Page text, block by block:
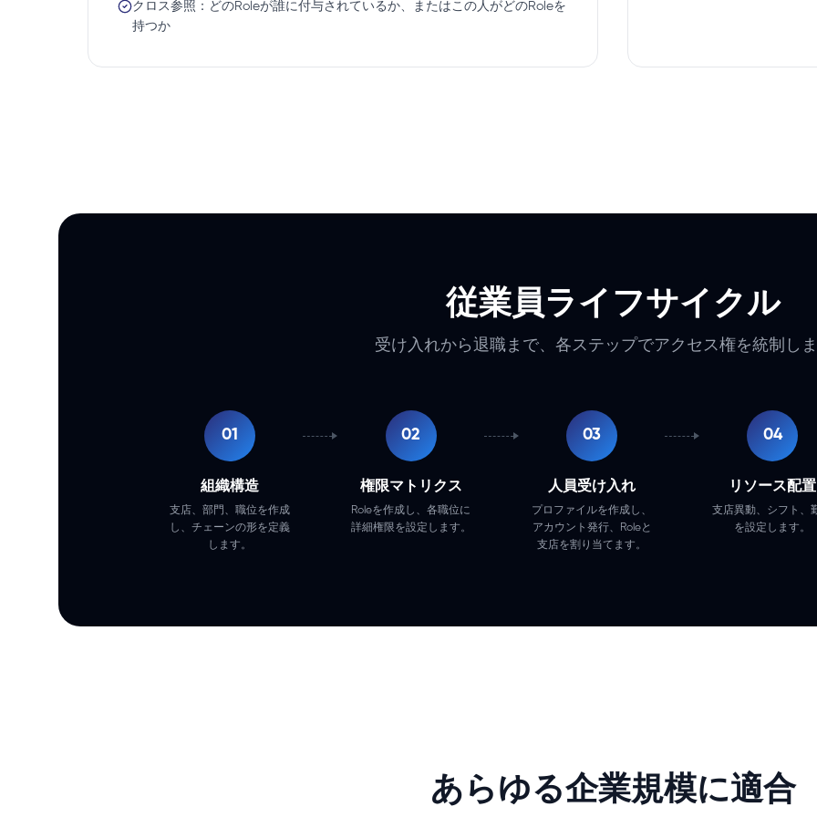
クロス参照：どのRoleが誰に付与されているか、またはこの人がどのRoleを
持つか
従業員ライフサイクル
受け入れから退職まで、各ステップでアクセス権を統制し
01
組織構造
支店、部門、職位を作成
し、チェーンの形を定義
します。
02
権限マトリクス
Roleを作成し、各職位に
詳細権限を設定します。
03
人員受け入れ
プロファイルを作成し、
アカウント発行、Roleと
支店を割り当てます。
04
リソース配置
支店異動、シフト、
を設定します。
あらゆる企業規模に適合